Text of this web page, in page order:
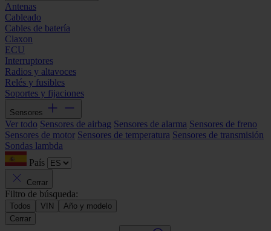
Antenas
Cableado
Cables de batería
Claxon
ECU
Interruptores
Radios y altavoces
Relés y fusibles
Soportes y fijaciones
Sensores
Ver todo Sensores de airbag Sensores de alarma Sensores de freno
Sensores de motor Sensores de temperatura Sensores de transmisión
Sondas lambda
País
Cerrar
Filtro de búsqueda:
Todos VIN
Año y modelo
Cerrar